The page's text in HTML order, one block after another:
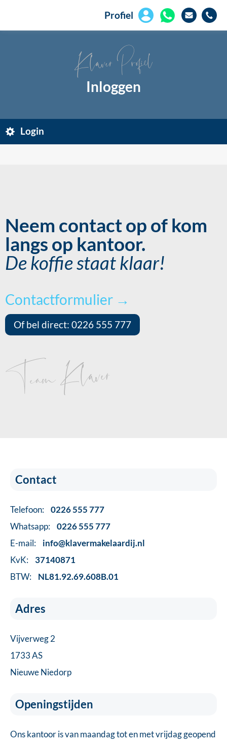
Profiel
Klaver Profiel
Inloggen
Login
Neem contact op of kom
langs op kantoor.
De koffie staat klaar!
Contactformulier →
Of bel direct: 0226 555 777
Team Klaver
Contact
Telefoon:
0226 555 777
Whatsapp:
0226 555 777
E-mail:
info@klavermakelaardij.nl
KvK:
37140871
BTW:
NL81.92.69.608B.01
Adres
Vijverweg 2
1733 AS
Nieuwe Niedorp
Openingstijden
Ons kantoor is van maandag tot en met vrijdag geopend